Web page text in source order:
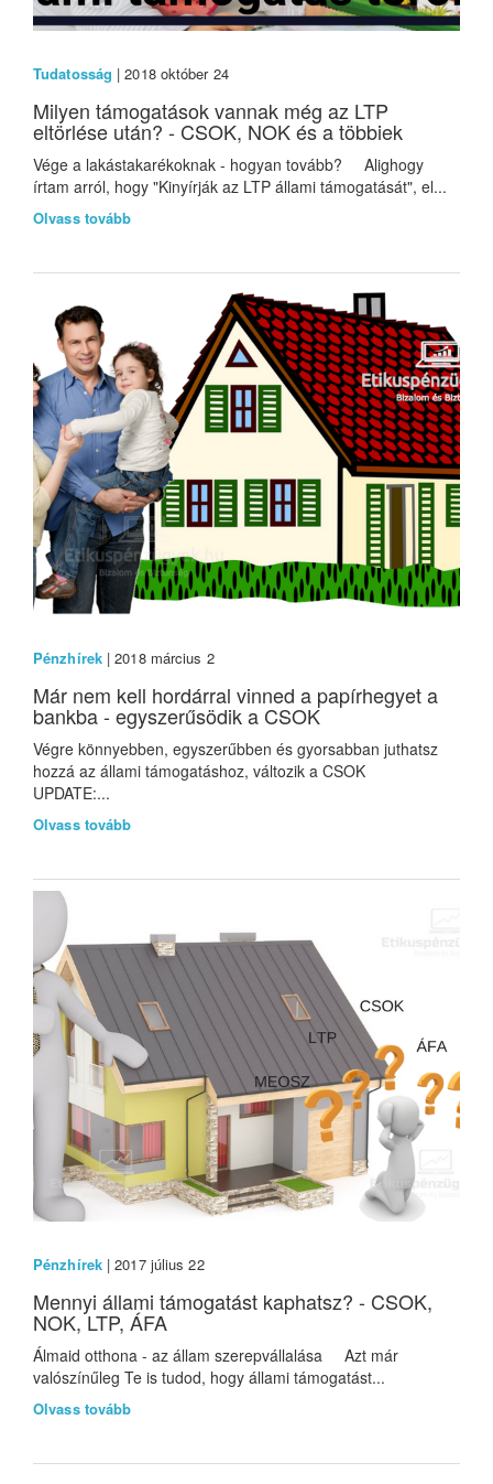
Tudatosság | 2018 október 24
Milyen támogatások vannak még az LTP
eltörlése után? - CSOK, NOK és a többiek
Vége a lakástakarékoknak - hogyan tovább? Alighogy
írtam arról, hogy "Kinyírják az LTP állami támogatását", el...
Olvass tovább
Pénzhírek| 2018 március 2
Már nem kell hordárral vinned a papírhegyet a
bankba - egyszerűsödik a CSOK
Végre könnyebben, egyszerűbben és gyorsabban juthatsz
hozzá az állami támogatáshoz, változik a CSOK
UPDATE:...
Olvass tovább
Pénzhírek| 2017 július 22
Mennyi állami támogatást kaphatsz? - CSOK,
NOK, LTP, ÁFA
Álmaid otthona - az állam szerepvállalása Azt már
valószínűleg Te is tudod, hogy állami támogatást...
Olvass tovább